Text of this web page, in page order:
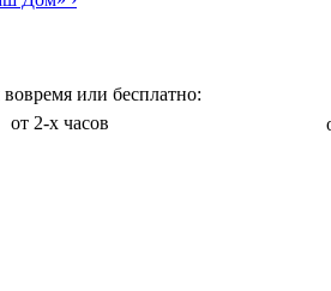
или бесплатно:
от 2-х часов